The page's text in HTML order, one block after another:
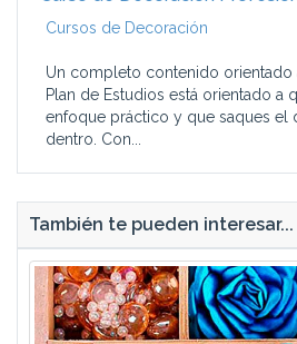
Cursos de Decoración
Un completo contenido orientado
Plan de Estudios está orientado a
enfoque práctico y que saques el
dentro. Con...
También te pueden interesar...